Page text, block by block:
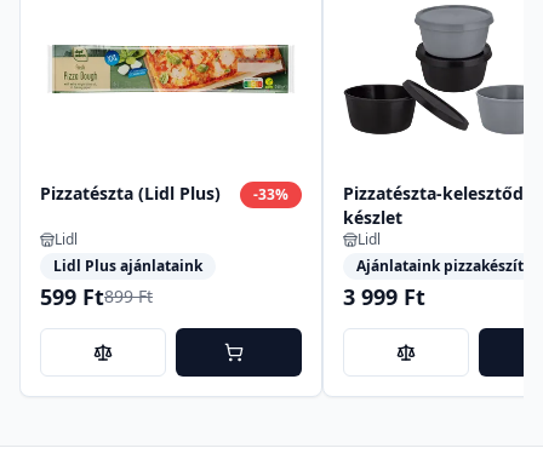
Pizzatészta (Lidl Plus) -33%
Lidl
Lidl Plus ajánlataink
599 Ft899 Ft
Pizzatészta-
készlet
Lidl
Ajánlataink
3 999 Ft